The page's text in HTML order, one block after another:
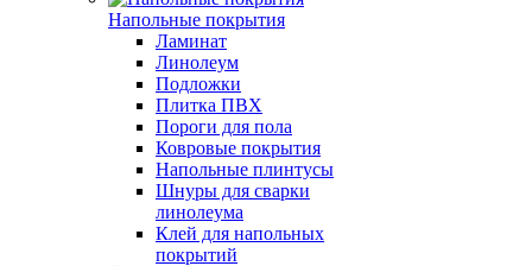
Напольные покрытия
Ламинат
Линолеум
Подложки
Плитка ПВХ
Пороги для пола
Ковровые покрытия
Напольные плинтусы
Шнуры для сварки
линолеума
Клей для напольных
покрытий